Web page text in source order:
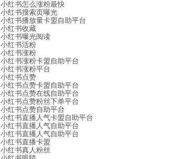
小红书怎么涨粉最快
小红书搜索页曝光
小红书播放量卡盟自助平台
小红书收藏
小红书曝光阅读
小红书活粉
小红书涨粉
小红书涨粉卡盟自助平台
小红书涨粉平台
小红书点赞
小红书点赞卡盟自助平台
小红书点赞在线自助平台
小红书点赞粉丝下单平台
小红书点赞自助平台
小红书直播人气卡盟自助平台
小红书直播人气自助平台
小红书直播人气自助平台
小红书直播卡盟
小红书真人粉丝